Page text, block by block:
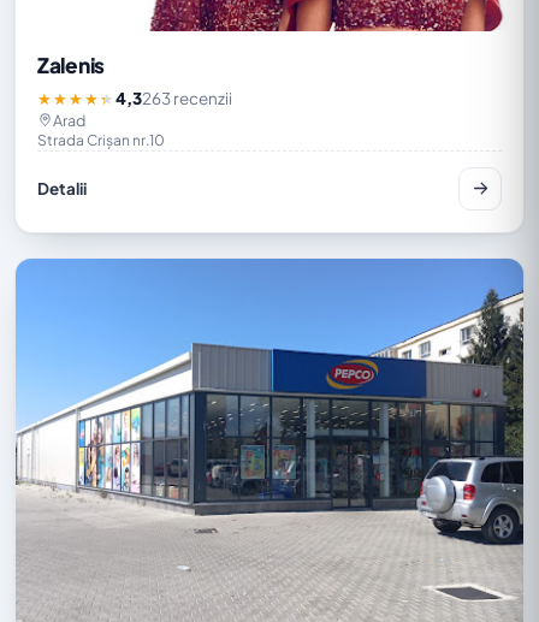
Zalenis
★★★★★4,3263 recenzii
Arad
Strada Crișan nr.10
Detalii